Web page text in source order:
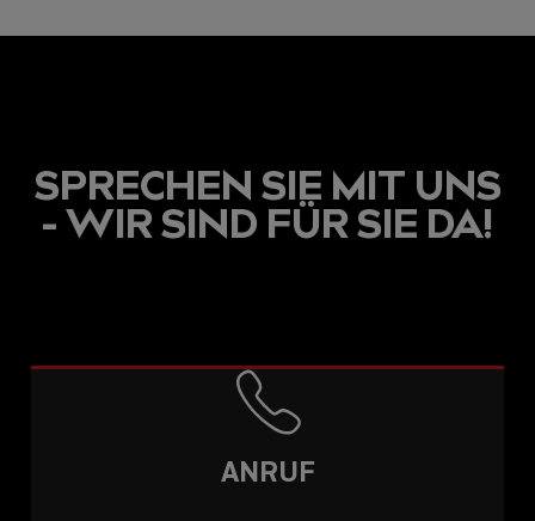
SPRECHEN SIE MIT UNS
- WIR SIND FÜR SIE DA!
ANRUF